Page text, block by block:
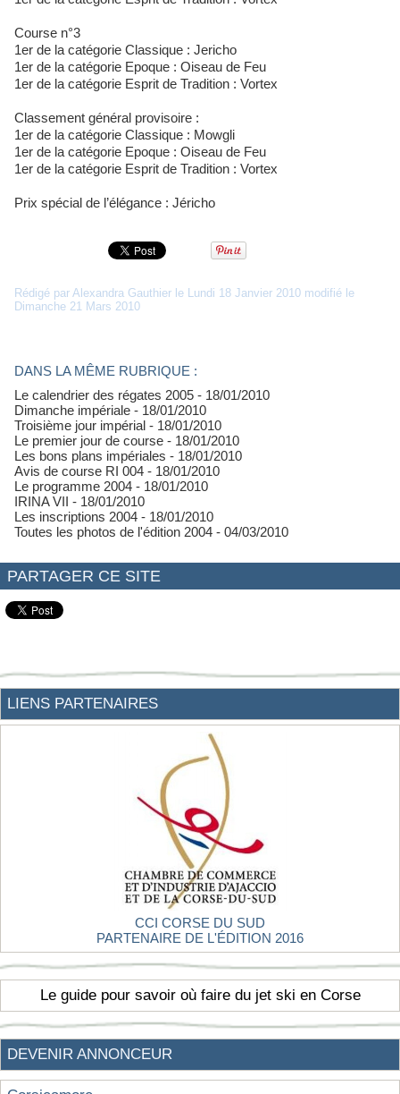
Course n°3
1er de la catégorie Classique : Jericho
1er de la catégorie Epoque : Oiseau de Feu
1er de la catégorie Esprit de Tradition : Vortex
Classement général provisoire :
1er de la catégorie Classique : Mowgli
1er de la catégorie Epoque : Oiseau de Feu
1er de la catégorie Esprit de Tradition : Vortex
Prix spécial de l’élégance : Jéricho
Rédigé par Alexandra Gauthier le Lundi 18 Janvier 2010 modifié le
Dimanche 21 Mars 2010
DANS LA MÊME RUBRIQUE :
Le calendrier des régates 2005 - 18/01/2010
Dimanche impériale - 18/01/2010
Troisième jour impérial - 18/01/2010
Le premier jour de course - 18/01/2010
Les bons plans impériales - 18/01/2010
Avis de course RI 004 - 18/01/2010
Le programme 2004 - 18/01/2010
IRINA VII - 18/01/2010
Les inscriptions 2004 - 18/01/2010
Toutes les photos de l'édition 2004 - 04/03/2010
PARTAGER CE SITE
LIENS PARTENAIRES
CCI CORSE DU SUD
PARTENAIRE DE L'ÉDITION 2016
Le guide pour savoir où faire du jet ski en Corse
DEVENIR ANNONCEUR